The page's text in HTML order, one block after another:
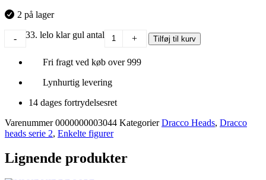
2 på lager
- 33. lelo klar gul antal + Tilføj til kurv
Fri fragt ved køb over 999
Lynhurtig levering
14 dages fortrydelsesret
Varenummer0000000003044 Kategorier Dracco Heads, Dracco
heads serie 2, Enkelte figurer
Lignende produkter